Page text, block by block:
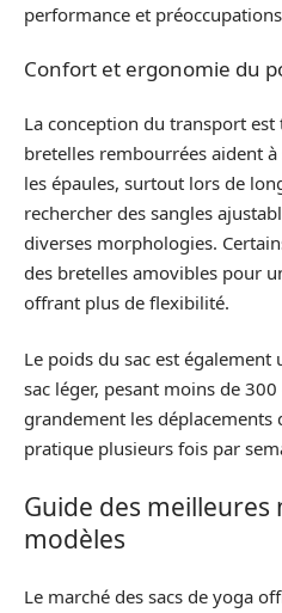
performance et
Confort et ergonomie du
La conception du transport
bretelles rembourrées aident
les épaules, surtout lors de
rechercher des sangles
diverses morphologies.
des bretelles amovibles pour
offrant plus de flexibilité.
Le poids du sac est
sac léger, pesant moins de
grandement les déplacements
pratique plusieurs fois par
Guide des meilleures
modèles
Le marché des sacs de yoga